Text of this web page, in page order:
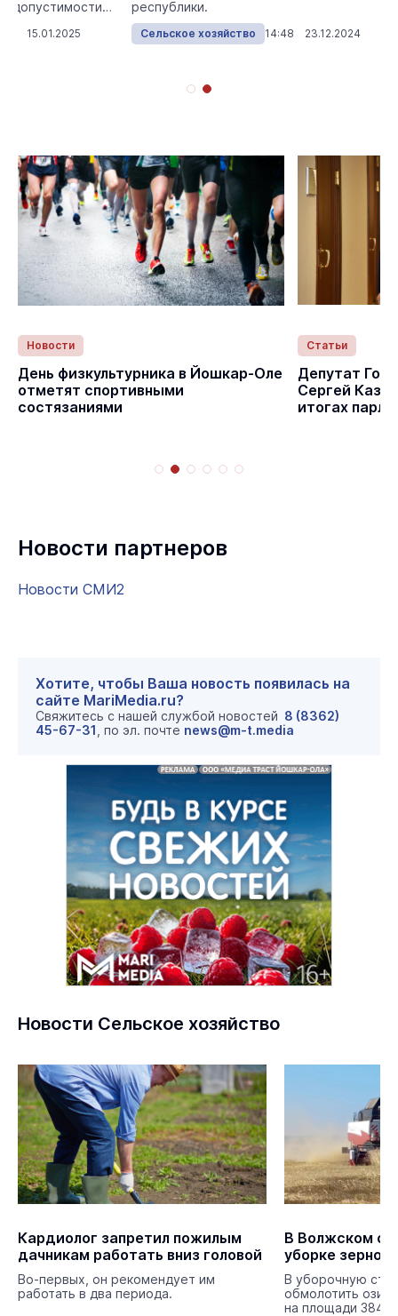
15.01.2025
республики.
Сельское хозяйство 14:48 23.12.2024
Новости
День физкультурника в Йошкар-Оле
отметят спортивными
состязаниями
Статьи
Депутат
Сергей
итогах
Новости партнеров
Новости СМИ2
Хотите, чтобы Ваша новость появилась на
сайте MariMedia.ru?
Свяжитесь с нашей службой новостей 8 (8362)
45-67-31 , по эл. почте news@m-t.media
Новости Сельское хозяйство
Кардиолог запретил пожилым
дачникам работать вниз головой
Во-первых, он рекомендует им
работать в два периода.
В Волжском
уборке
В уборочную
обмолотить
на площади 3843